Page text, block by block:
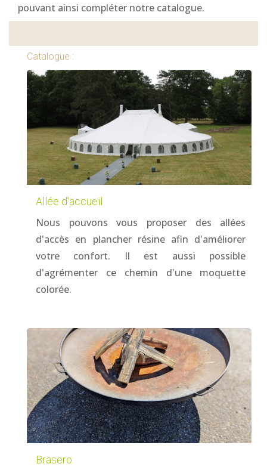
pouvant ainsi compléter notre catalogue.
Catalogue :
Allée d'accueil
Nous pouvons vous proposer des allées
d'accès en plancher résine afin d'améliorer
votre confort. Il est aussi possible
d'agrémenter ce chemin d'une moquette
colorée.
Brasero